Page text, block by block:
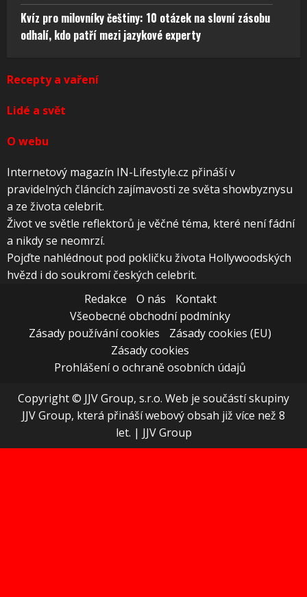
Kvíz pro milovníky češtiny: 10 otázek na slovní zásobu
odhalí, kdo patří mezi jazykové experty
Recepty a vaření
Lidé a svět
O webu
Internetový magazín IN-Lifestyle.cz přináší v
pravidelných článcích zajímavosti ze světa showbyznysu
a ze života celebrit.
Život ve světle reflektorů je věčné téma, které není fádní
a nikdy se neomrzí.
Pojďte nahlédnout pod pokličku života Hollywoodských
hvězd i do soukromí českých celebrit.
Redakce
O nás
Kontakt
Všeobecné obchodní podmínky
Zásady používání cookies
Zásady cookies (EU)
Zásady cookies
Prohlášení o ochraně osobních údajů
Copyright © JJV Group, s.r.o. Web je součástí skupiny
JJV Group, která přináší webový obsah již více než 8
let. | JJV Group